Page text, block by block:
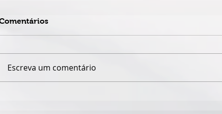
Escreva um comentário